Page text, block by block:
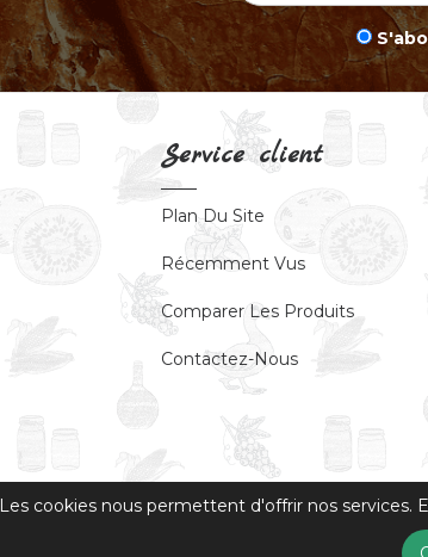
Service client
Plan Du Site
Récemment Vus
Comparer Les Produits
Contactez-Nous
Les cookies nous permettent d'offrir nos services.